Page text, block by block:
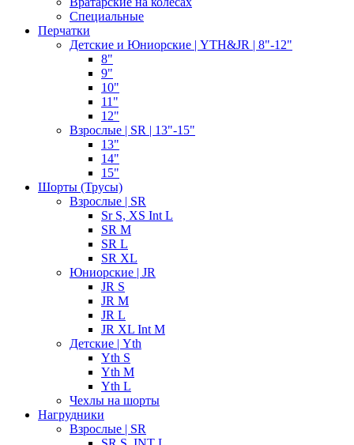
Специальные
Перчатки
Детские и Юниорские | YTH&JR | 8"-12"
8"
9"
10"
11"
12"
Взрослые | SR | 13"-15"
13"
14"
15"
Шорты (Трусы)
Взрослые | SR
Sr S, XS Int L
SR M
SR L
SR XL
Юниорские | JR
JR S
JR M
JR L
JR XL Int M
Детские | Yth
Yth S
Yth M
Yth L
Чехлы на шорты
Нагрудники
Взрослые | SR